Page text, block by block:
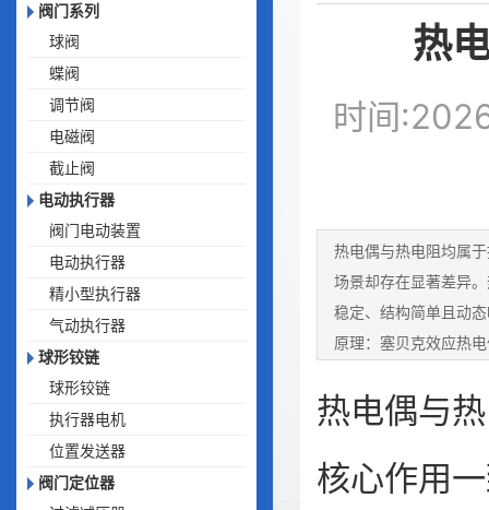
阀门系列
球阀
蝶阀
调节阀
电磁阀
截止阀
电动执行器
阀门电动装置
电动执行器
精小型执行器
气动执行器
球形铰链
球形铰链
执行器电机
位置发送器
阀门定位器
热
时间
热电偶与热电阻均属
场景却存在显著差异
稳定、结构简单且动
原理：塞贝克效应热
热电偶与
核心作用